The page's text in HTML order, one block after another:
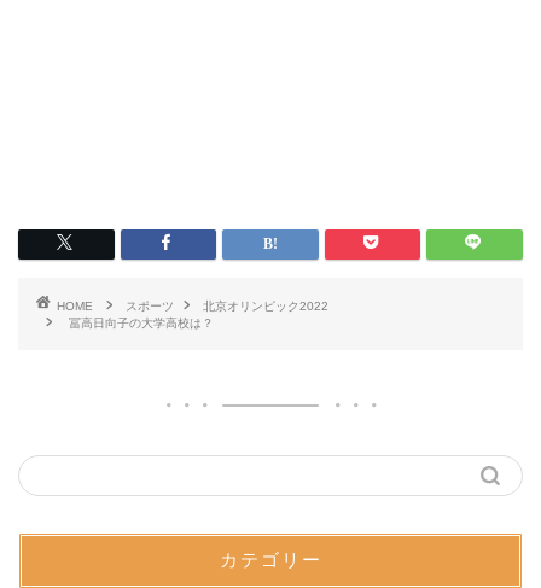
HOME スポーツ
北京オリンピック2022
冨高日向子の大学高校は？
カテゴリー